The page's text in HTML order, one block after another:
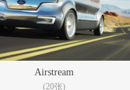
Airstream
(20张)